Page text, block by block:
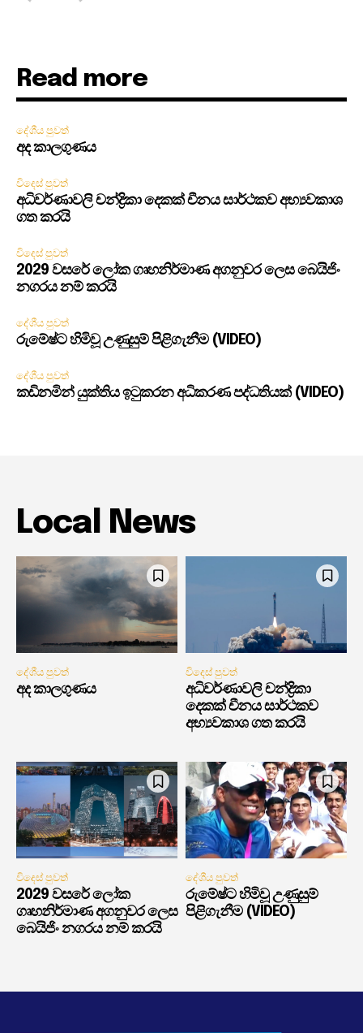
Read more
දේශීය පුවත්
අද කාලගුණය
විදෙස් පුවත්
අධිවර්ණාවලි චන්ද්‍රිකා දෙකක් චීනය සාර්ථකව අභ්‍යවකාශ
ගත කරයි
විදෙස් පුවත්
2029 වසරේ ලෝක ගෘහනිර්මාණ අගනුවර ලෙස බෙයිජිං
නගරය නම් කරයි
දේශීය පුවත්
රුමේෂ්ට හිමිවූ උණුසුම් පිළිගැනීම (VIDEO)
දේශීය පුවත්
කඩිනමින් යුක්තිය ඉටුකරන අධිකරණ පද්ධතියක් (VIDEO)
Local News
දේශීය පුවත්
අද කාලගුණය
විදෙස් පුවත්
අධිවර්ණාවලි චන්ද්‍රිකා
දෙකක් චීනය සාර්ථකව
අභ්‍යවකාශ ගත කරයි
විදෙස් පුවත්
2029 වසරේ ලෝක
ගෘහනිර්මාණ අගනුවර ලෙස
බෙයිජිං නගරය නම් කරයි
දේශීය පුවත්
රුමේෂ්ට හිමිවූ උණුසුම්
පිළිගැනීම (VIDEO)